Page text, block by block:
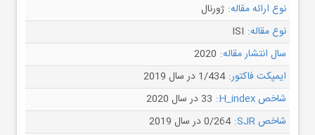
نوع ارائه مقاله: ژورنال
نوع مقاله: ISI
سال انتشار مقاله: 2020
ایمپکت فاکتور: 1/434 در سال 2019
شاخص H_index:
33 در سال 2020
شاخص SJR:
0/264 در سال 2019